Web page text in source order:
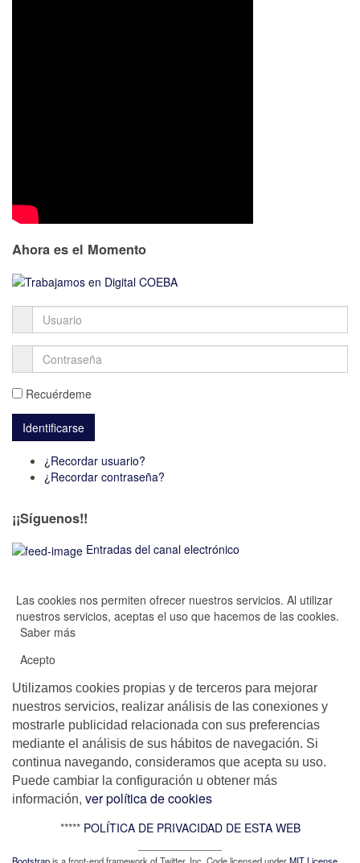
Ahora es el Momento
Recuérdeme
¿Recordar usuario?
¿Recordar contraseña?
¡¡Síguenos!!
Entradas del canal electrónico
Las cookies nos permiten ofrecer nuestros servicios. Al utilizar
nuestros servicios, aceptas el uso que hacemos de las cookies.
Saber más
Acepto
Utilizamos cookies propias y de terceros para mejorar
nuestros servicios, realizar análisis de las conexiones y
mostrarle publicidad relacionada con sus preferencias
mediante el análisis de sus hábitos de navegación. Si
continua navegando, consideramos que acepta su uso.
Puede cambiar la configuración u obtener más
información, ver política de cookies
***** POLÍTICA DE PRIVACIDAD DE ESTA WEB